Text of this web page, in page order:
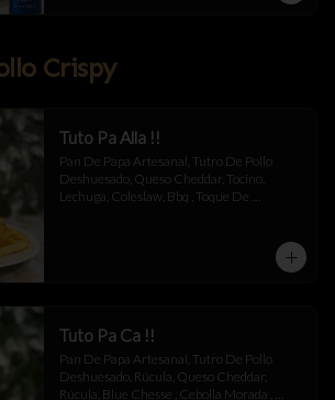
Crispy
Tuto Pa Alla !!
Pan De Papa Artesanal, Tutro De Pollo
Deshuesado, Queso Cheddar, Tocino,
Lechuga, Coleslaw, Bbq , Toque De
Tuto Pa Ca !!
Pan De Papa Artesanal, Tutro De Pollo
Deshuesado, Rúcula, Queso Cheddar,
Rúcula, Blue Chesse , Cebolla Morada ,